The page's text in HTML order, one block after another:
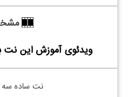
ویدئوی آموزش این
نت ساده سه